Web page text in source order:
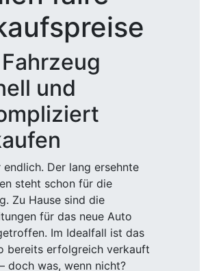
und
endlich. Der lang ersehnte
steht schon für die
Zu Hause sind die
für das neue Auto
Im Idealfall ist das
bereits erfolgreich verkauft
doch was, wenn nicht?